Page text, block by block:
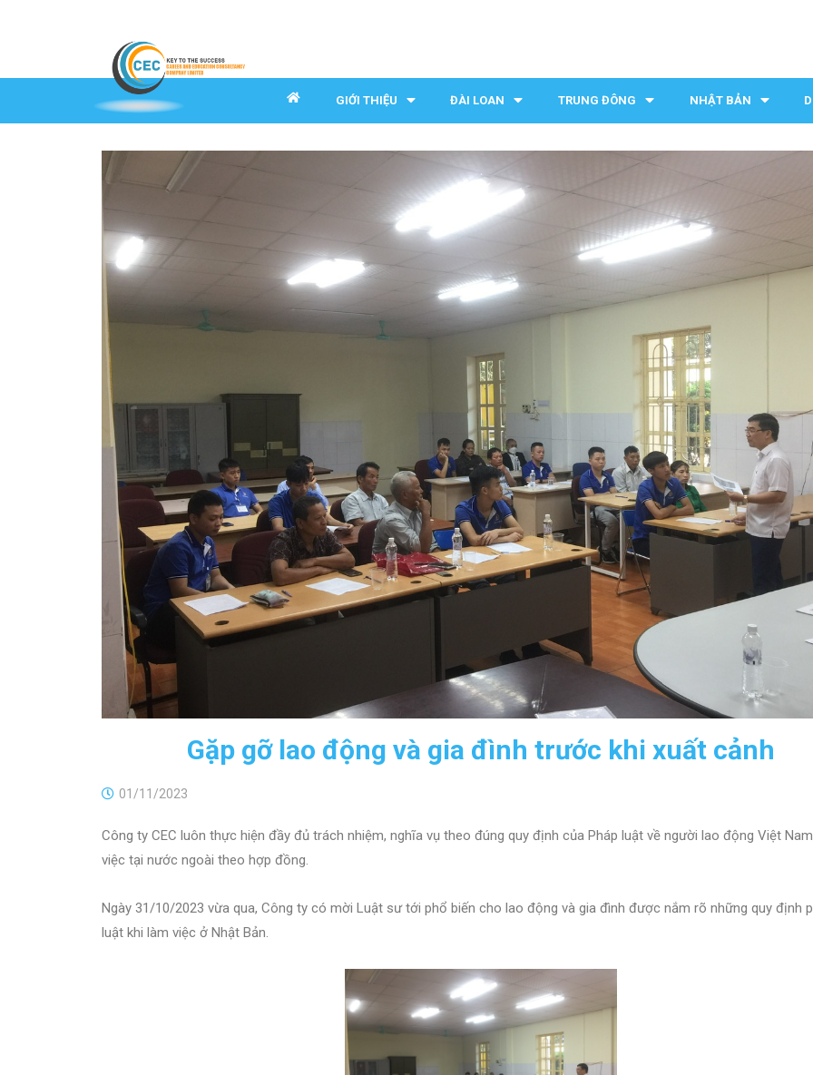
GIỚI THIỆU ĐÀI LOAN TRUNG ĐÔNG NHẬT BẢN
Gặp gỡ lao động và gia đình trước khi xuất cảnh
01/11/2023
Công ty CEC luôn thực hiện đầy đủ trách nhiệm, nghĩa vụ theo đúng quy định của Pháp luật về người lao động Việt
việc tại nước ngoài theo hợp đồng.
Ngày 31/10/2023 vừa qua, Công ty có mời Luật sư tới phổ biến cho lao động và gia đình được nắm rõ những quy định
luật khi làm việc ở Nhật Bản.